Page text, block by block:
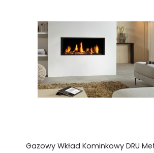
Gazowy Wkład Kominkowy DRU